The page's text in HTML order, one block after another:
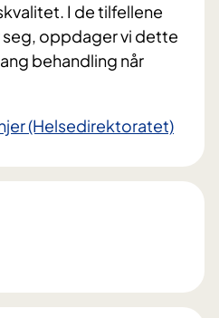
I de tilfellene
oppdager vi dette
behandling når
(Helsedirektoratet)